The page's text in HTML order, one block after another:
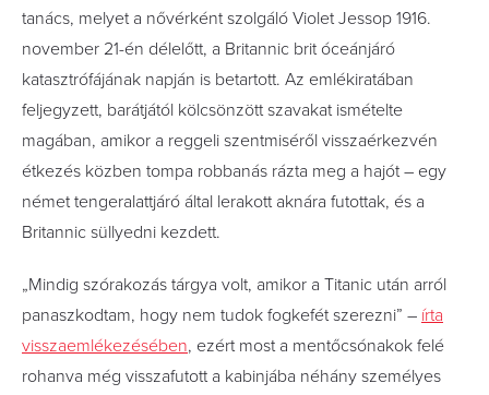
tanács, melyet a nővérként szolgáló Violet Jessop 1916.
november 21-én délelőtt, a Britannic brit óceánjáró
katasztrófájának napján is betartott. Az emlékiratában
feljegyzett, barátjától kölcsönzött szavakat ismételte
magában, amikor a reggeli szentmiséről visszaérkezvén
étkezés közben tompa robbanás rázta meg a hajót – egy
német tengeralattjáró által lerakott aknára futottak, és a
Britannic süllyedni kezdett.
„Mindig szórakozás tárgya volt, amikor a Titanic után arról
panaszkodtam, hogy nem tudok fogkefét szerezni” – írta
visszaemlékezésében, ezért most a mentőcsónakok felé
rohanva még visszafutott a kabinjába néhány személyes